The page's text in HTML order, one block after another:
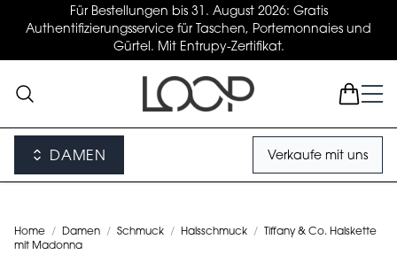
Für Bestellungen bis 31. August 2026: Gratis
Authentifizierungsservice für Taschen, Portemonnaies und
Gürtel. Mit Entrupy-Zertifikat.
DAMEN Verkaufe mit uns
Home / Damen / Schmuck / Halsschmuck /
Tiffany & Co. Halskette
mit Madonna